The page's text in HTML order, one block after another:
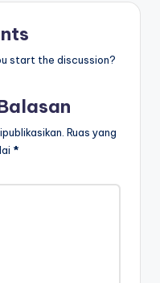
start the discussion?
Ruas yang
*